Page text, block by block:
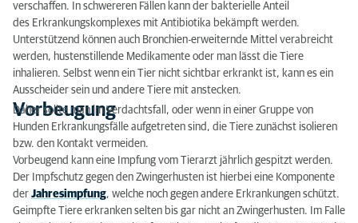
verschaffen. In schwereren Fällen kann der bakterielle Anteil
des Erkrankungskomplexes mit Antibiotika bekämpft werden.
Unterstützend können auch Bronchien-erweiternde Mittel verabreicht
werden, hustenstillende Medikamente oder man lässt die Tiere
inhalieren. Selbst wenn ein Tier nicht sichtbar erkrankt ist, kann es ein
Ausscheider sein und andere Tiere mit anstecken.
Vorbeugung
Daher sollte man im Verdachtsfall, oder wenn in einer Gruppe von
Hunden Erkrankungsfälle aufgetreten sind, die Tiere zunächst isolieren
bzw. den Kontakt vermeiden.
Vorbeugend kann eine Impfung vom Tierarzt jährlich gespitzt werden.
Der Impfschutz gegen den Zwingerhusten ist hierbei eine Komponente
der Jahresimpfung, welche noch gegen andere Erkrankungen schützt.
Geimpfte Tiere erkranken selten bis gar nicht an Zwingerhusten. Im Falle